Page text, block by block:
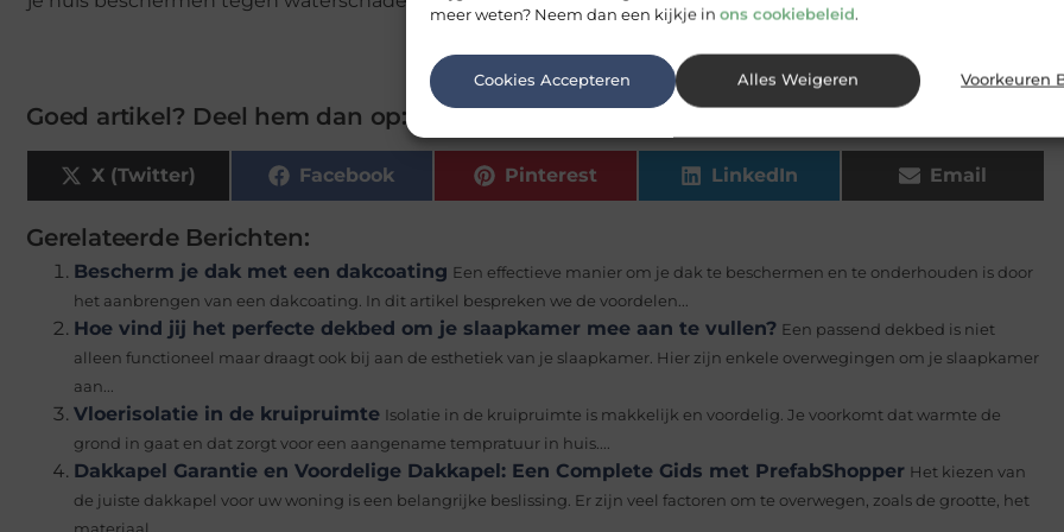
meer weten? Neem dan een kijkje in ons cookiebeleid.
Cookies Accepteren Alles Weigeren Voorkeuren
Goed artikel? Deel hem dan op:
X (Twitter) Facebook Pinterest LinkedIn Email
Gerelateerde Berichten:
Bescherm je dak met een dakcoating Een effectieve manier om je dak te beschermen en te onderhouden is door
het aanbrengen van een dakcoating. In dit artikel bespreken we de voordelen...
Hoe vind jij het perfecte dekbed om je slaapkamer mee aan te vullen? Een passend dekbed is niet
alleen functioneel maar draagt ook bij aan de esthetiek van je slaapkamer. Hier zijn enkele overwegingen om je slaapkamer
aan...
Vloerisolatie in de kruipruimte Isolatie in de kruipruimte is makkelijk en voordelig. Je voorkomt dat warmte de
grond in gaat en dat zorgt voor een aangename tempratuur in huis....
Dakkapel Garantie en Voordelige Dakkapel: Een Complete Gids met PrefabShopper Het kiezen van
de juiste dakkapel voor uw woning is een belangrijke beslissing. Er zijn veel factoren om te overwegen, zoals de grootte, het